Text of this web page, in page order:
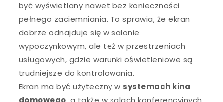
być wyświetlany nawet bez konieczności
pełnego zaciemniania. To sprawia, że ekran
dobrze odnajduje się w salonie
wypoczynkowym, ale też w przestrzeniach
usługowych, gdzie warunki oświetleniowe są
trudniejsze do kontrolowania.
Ekran ma być użyteczny w systemach kina
domowego, a także w salach konferencyjnych,